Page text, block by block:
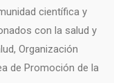
científica y
con la salud y
Organización
de Promoción de la